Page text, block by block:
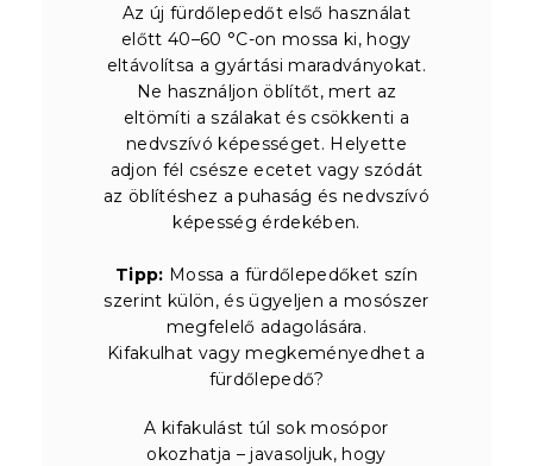
Az új fürdőlepedőt első használat
előtt 40–60 °C-on mossa ki, hogy
eltávolítsa a gyártási maradványokat.
Ne használjon öblítőt, mert az
eltömíti a szálakat és csökkenti a
nedvszívó képességet. Helyette
adjon fél csésze ecetet vagy szódát
az öblítéshez a puhaság és nedvszívó
képesség érdekében.
Tipp: Mossa a fürdőlepedőket szín
szerint külön, és ügyeljen a mosószer
megfelelő adagolására.
Kifakulhat vagy megkeményedhet a
fürdőlepedő?
A kifakulást túl sok mosópor
okozhatja – javasoljuk, hogy